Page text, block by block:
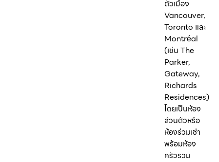
ตัวเมือง
Vancouver,
Toronto และ
Montréal
(เช่น The
Parker,
Gateway,
Richards
Residences)
โดยเป็นห้อง
ส่วนตัวหรือ
ห้องร่วมเช่า
พร้อมห้อง
ครัวรวม